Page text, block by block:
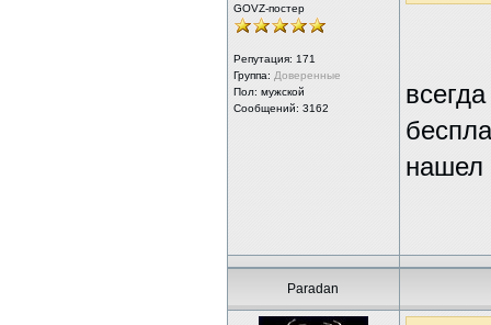
GOVZ-постер
Репутация: 171
Группа: Доверенные
Пол: мужской
Сообщений: 3162
нашел
Paradan